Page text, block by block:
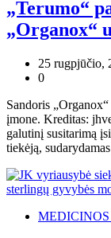
„Terumo“
„Organox“
25 rugpjūčio,
0
Sandoris
įmone. Kreditas:
galutinį susitarimą
tiekėją,